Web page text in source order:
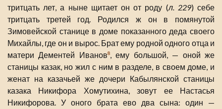
тритцать лет, а ныне щитает он от роду (л. 229) себе
тритцать третей год. Родился ж он в помянутой
Зимовейской станице в доме показанного деда своего
Михайлы, где он и вырос. Брат ему родной одного отца и
матери Дементей Иванов8, ему большой, — оной же
станицы казак, но жил с ним в разделе, в своем доме, и
женат на казачьей же дочери Кабылянской станицы
казака Никифора Хомутихина, зовут ее Настасья
Никифорова. У оного брата ево два сына: один —